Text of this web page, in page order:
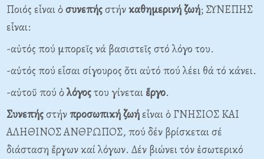
Ποιός εἶναι ὁσυνεπήςστήνκαθημερινήζωή; ΣΥΝΕΠΗΣ
εἶναι:
-αὐτός πού μπορεῖς νά βασιστεῖς στό λόγο του.
-αὐτός πού εἶσαι σίγουρος ὅτι αὐτό πού λέει θά τό κάνει.
-αὐτοῦ πού ὁλόγοςτου γίνεται ἔργο.
Συνεπήςστήνπροσωπικήζωήεἶναι ὁ ΓΝΗΣΙΟΣ ΚΑΙ
ΑΛΗΘΙΝΟΣ ΑΝΘΡΩΠΟΣ, πού δέν βρίσκεται σέ
διάσταση ἔργων καί λόγων. Δέν βιώνει τόν ἐσωτερικό